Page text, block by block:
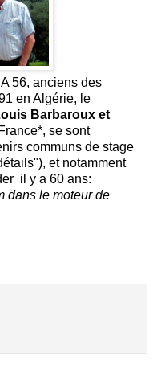
56, anciens des
en Algérie, le
Barbaroux et
se sont
communs de stage
et notamment
il y a 60 ans:
dans le moteur de